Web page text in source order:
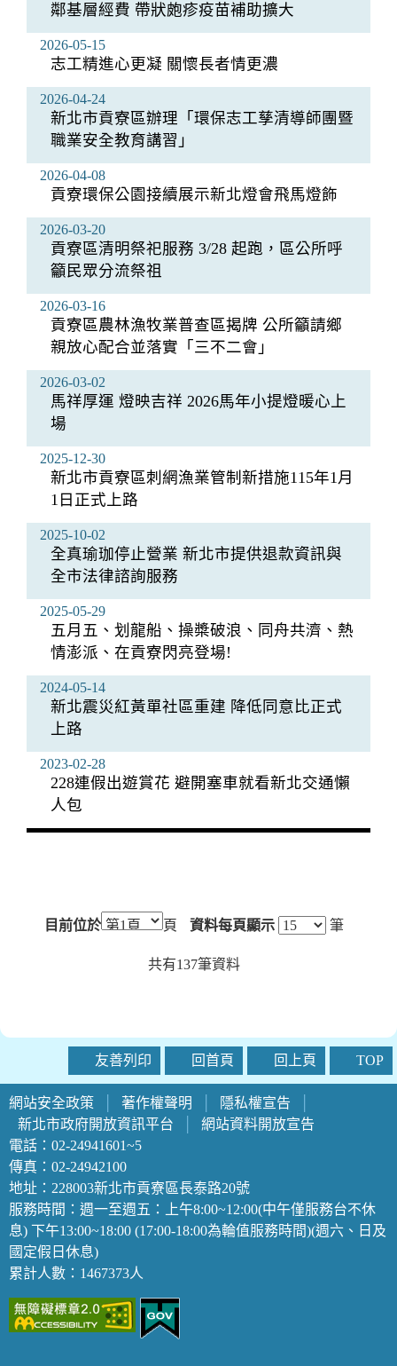
鄰基層經費 帶狀皰疹疫苗補助擴大
志工精進心更凝 關懷長者情更濃
2026-05-15
新北市貢寮區辦理「環保志工孳清導師團暨
職業安全教育講習」
2026-04-24
貢寮環保公園接續展示新北燈會飛馬燈飾
2026-04-08
貢寮區清明祭祀服務 3/28 起跑，區公所呼
籲民眾分流祭祖
2026-03-20
貢寮區農林漁牧業普查區揭牌 公所籲請鄉
親放心配合並落實「三不二會」
2026-03-16
馬祥厚運 燈映吉祥 2026馬年小提燈暖心上
場
2026-03-02
新北市貢寮區刺網漁業管制新措施115年1月
1日正式上路
2025-12-30
全真瑜珈停止營業 新北市提供退款資訊與
全市法律諮詢服務
2025-10-02
五月五、划龍船、操槳破浪、同舟共濟、熱
情澎派、在貢寮閃亮登場!
2025-05-29
新北震災紅黃單社區重建 降低同意比正式
上路
2024-05-14
228連假出遊賞花 避開塞車就看新北交通懶
人包
2023-02-28
目前位於 頁 資料每頁顯示 筆
共有137筆資料
友善列印 回首頁 回上頁 TOP
網站安全政策 著作權聲明 隱私權宣告
新北市政府開放資訊平台
網站資料開放宣告
電話：02-24941601~5
傳真：02-24942100
地址：228003新北市貢寮區長泰路20號
服務時間：週一至週五：上午8:00~12:00(中午僅服務台不休
息) 下午13:00~18:00 (17:00-18:00為輪值服務時間)(週六、日及
國定假日休息)
累計人數：1467373人